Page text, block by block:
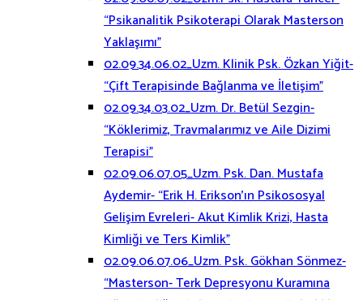
“Psikanalitik Psikoterapi Olarak Masterson
Yaklaşımı”
02.09.34.06.02_Uzm. Klinik Psk. Özkan Yiğit-
“Çift Terapisinde Bağlanma ve İletişim”
02.09.34.03.02_Uzm. Dr. Betül Sezgin-
“Köklerimiz, Travmalarımız ve Aile Dizimi
Terapisi”
02.09.06.07.05_Uzm. Psk. Dan. Mustafa
Aydemir- “Erik H. Erikson’ın Psikososyal
Gelişim Evreleri- Akut Kimlik Krizi, Hasta
Kimliği ve Ters Kimlik”
02.09.06.07.06_Uzm. Psk. Gökhan Sönmez-
“Masterson- Terk Depresyonu Kuramına